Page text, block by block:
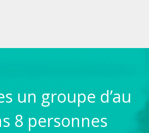
un groupe d’au
8 personnes